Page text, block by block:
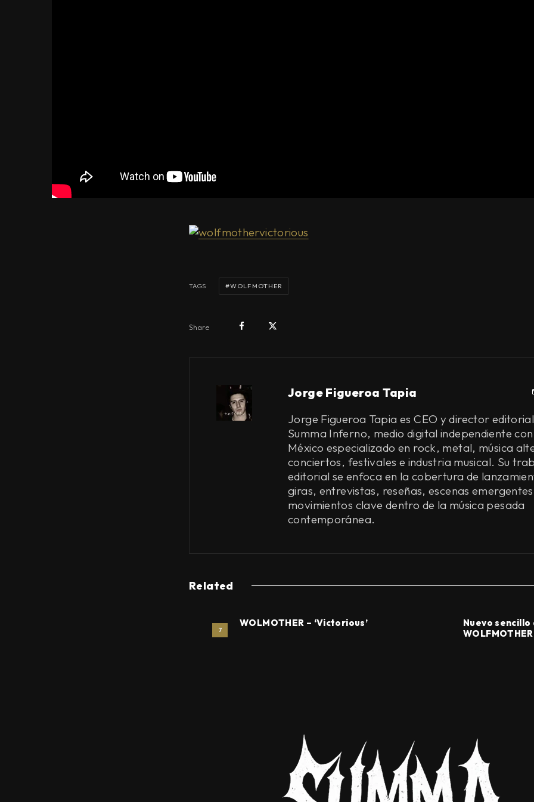
TAGS WOLFMOTHER
Share
Jorge Figueroa Tapia
Jorge Figueroa Tapia es CEO y director
Summa Inferno, medio digital independiente
México especializado en rock, metal, música
conciertos, festivales e industria musical. Su
editorial se enfoca en la cobertura de
giras, entrevistas, reseñas, escenas
movimientos clave dentro de la música pesada
contemporánea.
Related
7
WOLMOTHER – ‘Victorious’
Nuevo sencillo